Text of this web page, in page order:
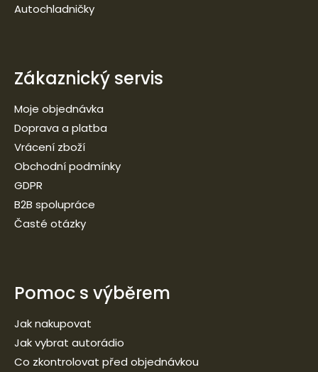
Autochladničky
Zákaznický servis
Moje objednávka
Doprava a platba
Vrácení zboží
Obchodní podmínky
GDPR
B2B spolupráce
Časté otázky
Pomoc s výběrem
Jak nakupovat
Jak vybrat autorádio
Co zkontrolovat před objednávkou